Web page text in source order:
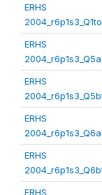
ERHS
ERHS
2004_r6p1s3_Q5a
ERHS
ERHS
2004_r6p1s3_Q6a
ERHS
ERHS